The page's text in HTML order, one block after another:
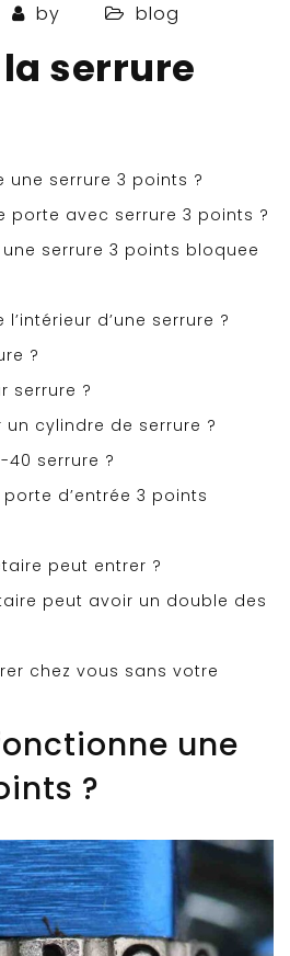
by blog
serrure
serrure 3 points ?
porte avec serrure 3 points ?
serrure 3 points bloquee
d’une serrure ?
?
serrure ?
cylindre de serrure ?
40 serrure ?
d’entrée 3 points
peut entrer ?
peut avoir un double des
chez vous sans votre
une
?